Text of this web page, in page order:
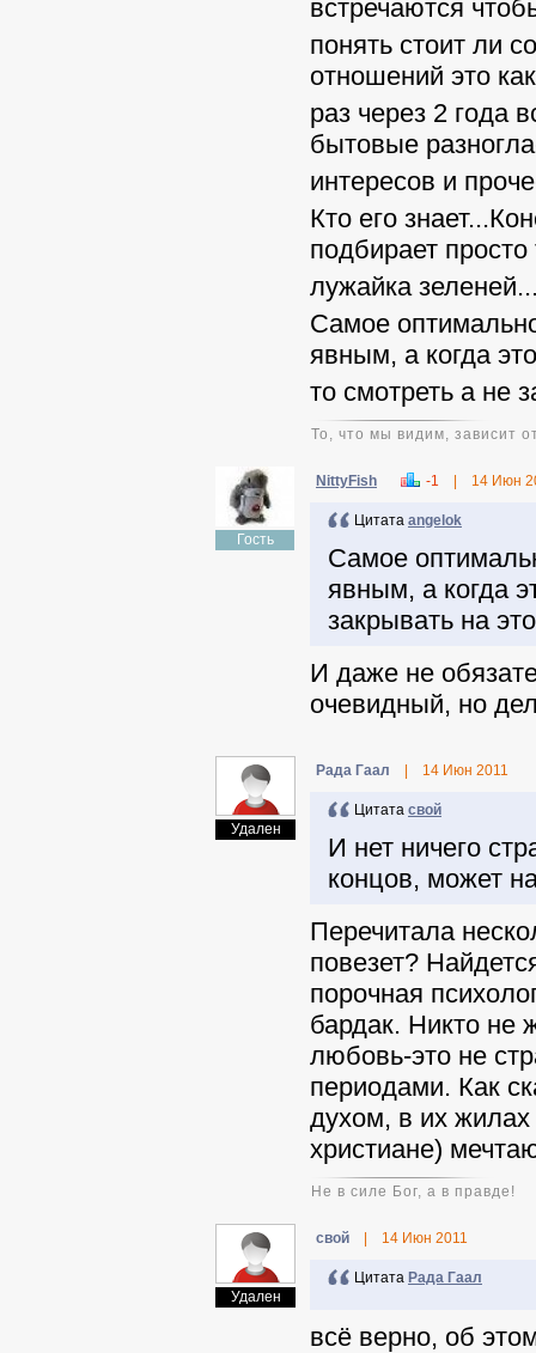
встречаются
понять стоит ли
отношений это как
раз через 2 года
бытовые
интересов и
Кто его
подбирает просто
лужайка
Самое
явным, а когда
то смотреть а не
То, что мы видим, зависит
Гость
NittyFish -1 14 Июн
Цитата angelok
Самое
явным, а когда
закрывать на
И даже не
очевидный, но
Удален
Рада Гаал 14 Июн 2011
Цитата свой
И нет ничего
концов, может
Перечитала
повезет?
порочная
бардак. Никто не
любовь-это не
периодами. Как
духом, в их жилах
христиане)
Не в силе Бог, а в правде!
Удален
свой 14 Июн 2011
Цитата Рада Гаал
всё верно, об